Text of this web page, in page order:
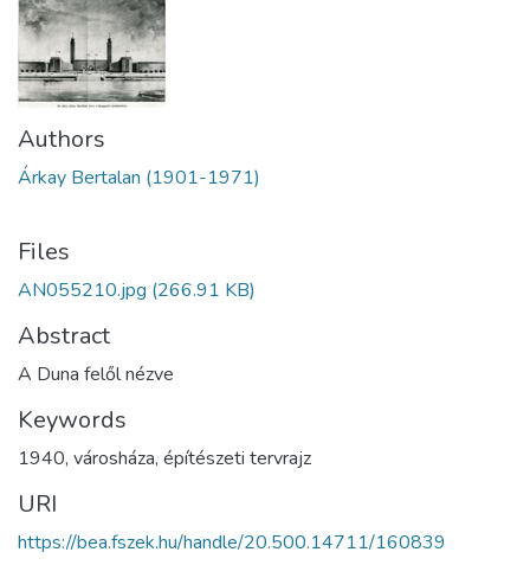
Authors
Árkay Bertalan (1901-1971)
Files
AN055210.jpg (266.91 KB)
Abstract
A Duna felől nézve
Keywords
1940, városháza, építészeti tervrajz
URI
https://bea.fszek.hu/handle/20.500.14711/160839